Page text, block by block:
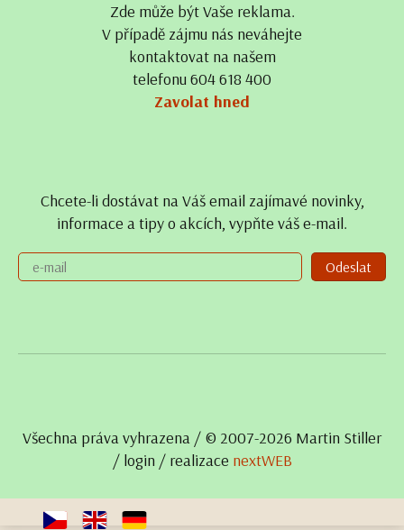
Zde může být Vaše reklama.
V případě zájmu nás neváhejte
kontaktovat na našem
telefonu 604 618 400
Zavolat hned
Chcete-li dostávat na Váš email zajímavé novinky,
informace a tipy o akcích, vypňte váš e-mail.
Odeslat
Všechna práva vyhrazena / © 2007- 2026 Martin Stiller
/ login / realizace nextWEB